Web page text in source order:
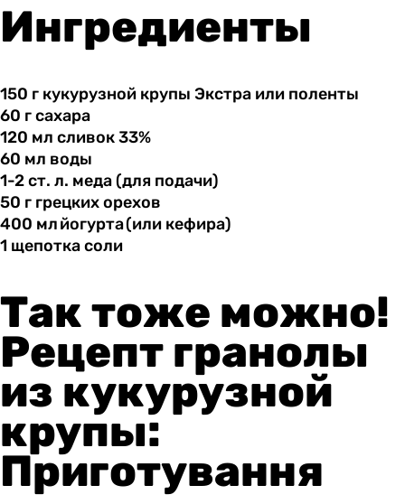
Ингредиенты
150 г кукурузной крупы Экстра или поленты
60 гсахара
120 мл сливок33%
60 мл воды
1-2 ст. л. меда (для подачи)
50 г грецкихорехов
400 мл йогурта (или кефира)
1 щепоткасоли
Так тоже можно!
Рецепт гранолы
из кукурузной
крупы:
Приготування